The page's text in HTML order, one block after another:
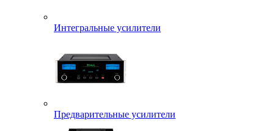
Интегральные усилители
Предварительные усилители